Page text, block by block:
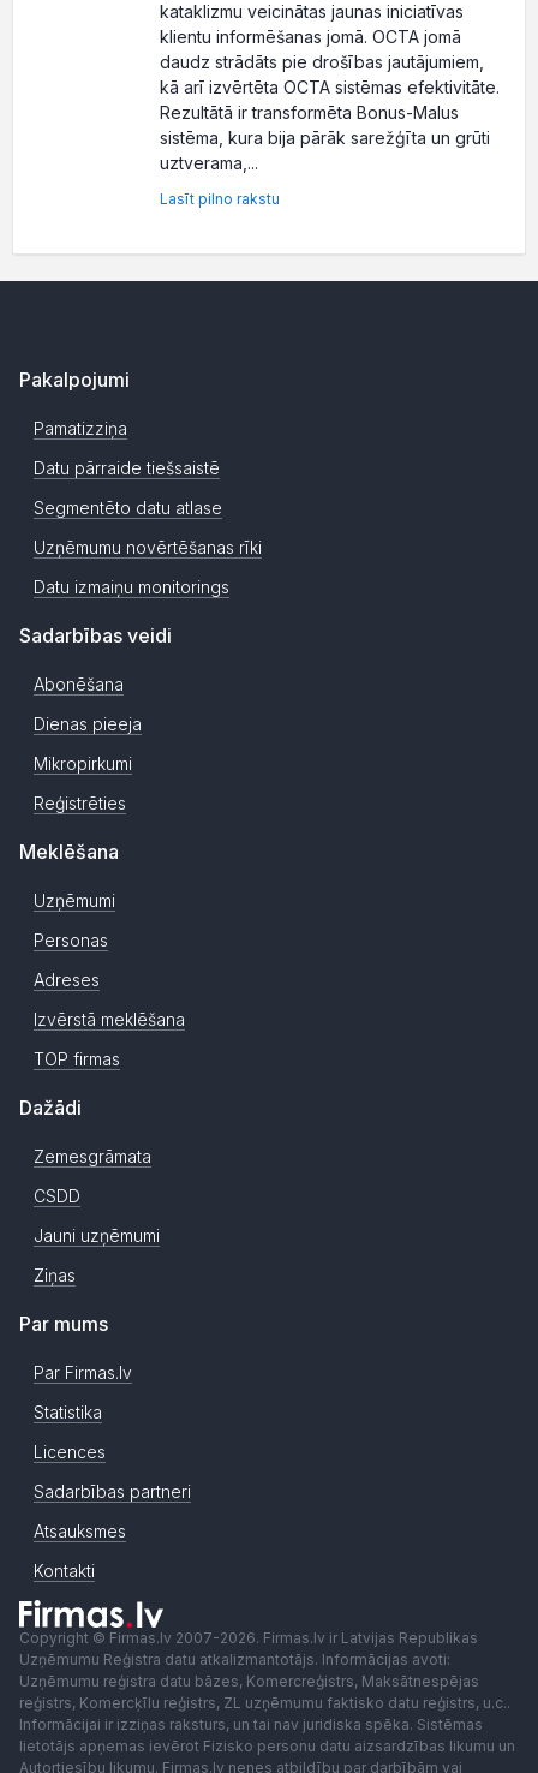
kataklizmu veicinātas jaunas iniciatīvas
klientu informēšanas jomā. OCTA jomā
daudz strādāts pie drošības jautājumiem,
kā arī izvērtēta OCTA sistēmas efektivitāte.
Rezultātā ir transformēta Bonus-Malus
sistēma, kura bija pārāk sarežģīta un grūti
uztverama,...
Lasīt pilno rakstu
Pakalpojumi
Pamatizziņa
Datu pārraide tiešsaistē
Segmentēto datu atlase
Uzņēmumu novērtēšanas rīki
Datu izmaiņu monitorings
Sadarbības veidi
Abonēšana
Dienas pieeja
Mikropirkumi
Reģistrēties
Meklēšana
Uzņēmumi
Personas
Adreses
Izvērstā meklēšana
TOP firmas
Dažādi
Zemesgrāmata
CSDD
Jauni uzņēmumi
Ziņas
Par mums
Par Firmas.lv
Statistika
Licences
Sadarbības partneri
Atsauksmes
Kontakti
Copyright © Firmas.lv 2007-2026. Firmas.lv ir Latvijas Republikas
Uzņēmumu Reģistra datu atkalizmantotājs. Informācijas avoti:
Uzņēmumu reģistra datu bāzes, Komercreģistrs, Maksātnespējas
reģistrs, Komercķīlu reģistrs, ZL uzņēmumu faktisko datu reģistrs, u.c..
Informācijai ir izziņas raksturs, un tai nav juridiska spēka. Sistēmas
lietotājs apņemas ievērot Fizisko personu datu aizsardzības likumu un
Autortiesību likumu. Firmas.lv nenes atbildību par darbībām vai